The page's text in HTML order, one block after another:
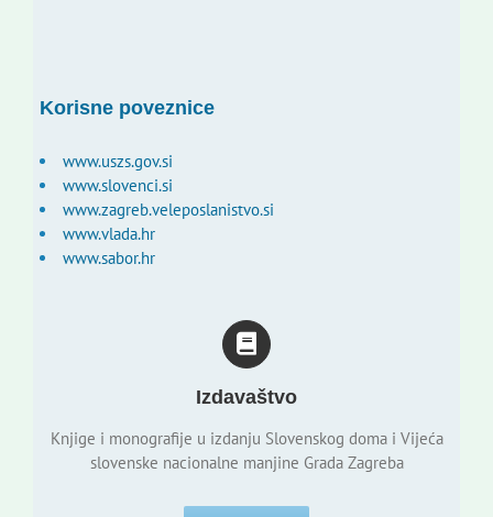
Korisne poveznice
www.uszs.gov.si
www.slovenci.si
www.zagreb.veleposlanistvo.si
www.vlada.hr
www.sabor.hr
Izdavaštvo
Knjige i monografije u izdanju Slovenskog doma i Vijeća
slovenske nacionalne manjine Grada Zagreba